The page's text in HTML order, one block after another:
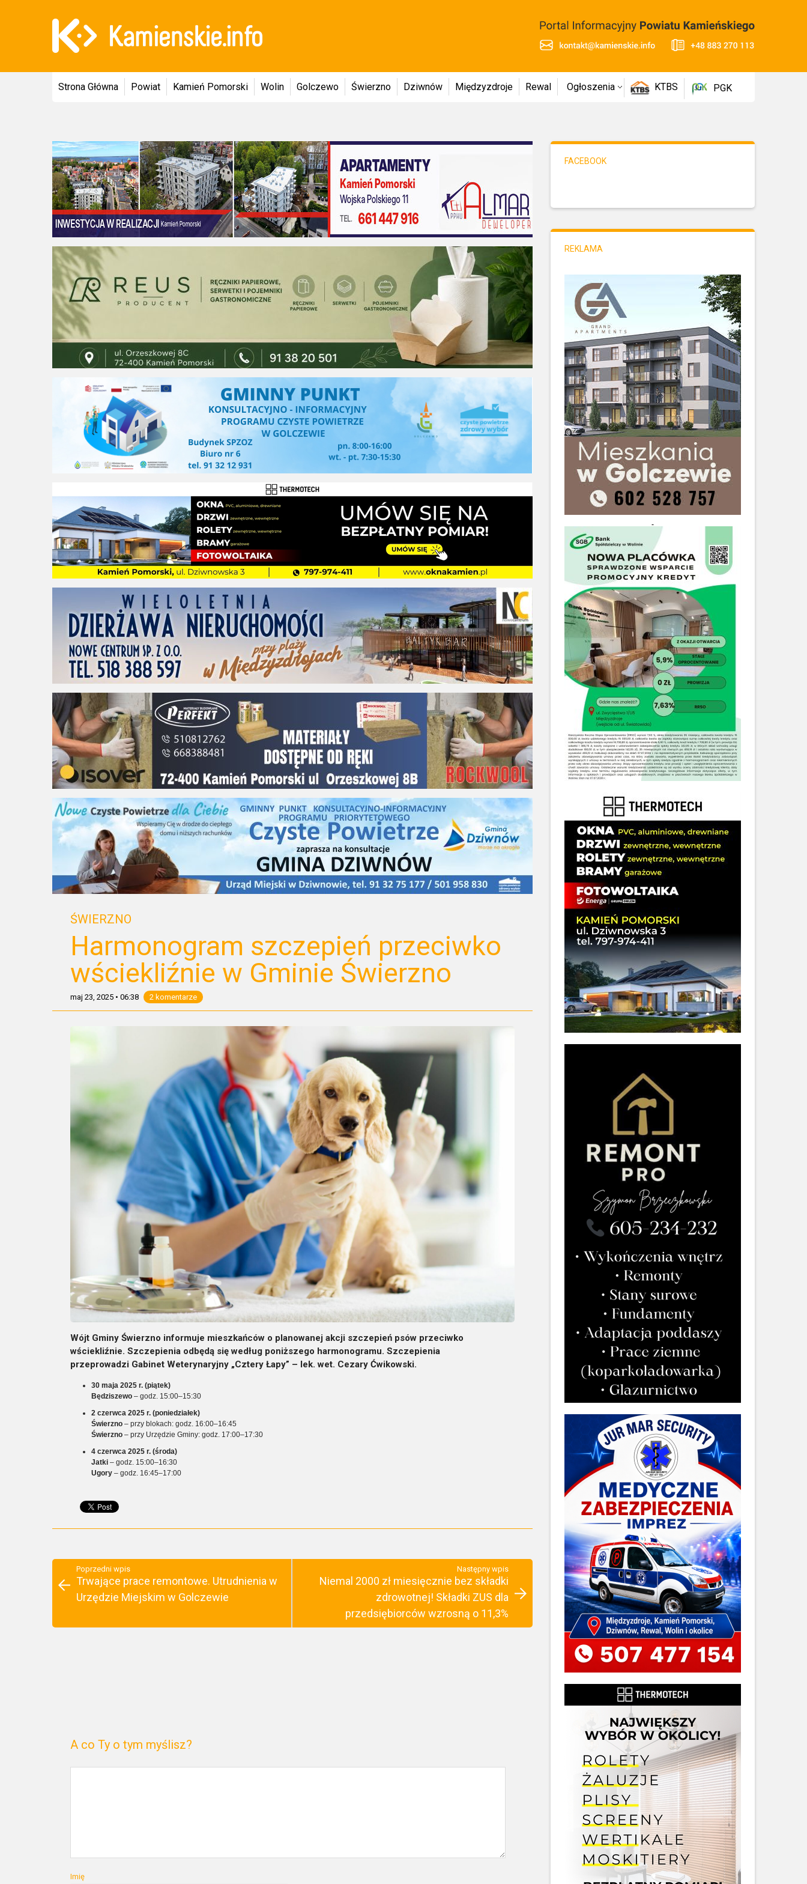
Strona Główna Powiat Kamień Pomorski Wolin Golczewo Świerzno Dziwnów Międzyzdroje Rewal Ogłoszenia KTBS PGK
ŚWIERZNO
Harmonogram szczepień przeciwko
wściekliźnie w Gminie Świerzno
maj 23, 2025 • 06:38 2 komentarze
Wójt Gminy Świerzno informuje mieszkańców o planowanej akcji szczepień psów przeciwko
wściekliźnie. Szczepienia odbędą się według poniższego harmonogramu. Szczepienia
przeprowadzi Gabinet Weterynaryjny „Cztery Łapy” – lek. wet. Cezary Ćwikowski.
30 maja 2025 r. (piątek)
Będziszewo – godz. 15:00–15:30
2 czerwca 2025 r. (poniedziałek)
Świerzno – przy blokach: godz. 16:00–16:45
Świerzno – przy Urzędzie Gminy: godz. 17:00–17:30
4 czerwca 2025 r. (środa)
Jatki – godz. 15:00–16:30
Ugory – godz. 16:45–17:00
Poprzedni wpis
Trwające prace remontowe. Utrudnienia w
Urzędzie Miejskim w Golczewie
Następny wpis
Niemal 2000 zł miesięcznie bez składki
zdrowotnej! Składki ZUS dla
przedsiębiorców wzrosną o 11,3%
A co Ty o tym myślisz?
Imię
FACEBOOK
REKLAMA